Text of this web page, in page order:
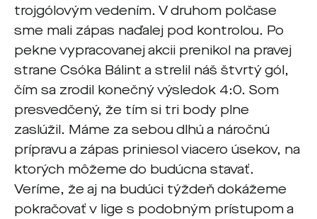
trojgólovým vedením. V druhom polčase
sme mali zápas naďalej pod kontrolou. Po
pekne vypracovanej akcii prenikol na pravej
strane Csóka Bálint a strelil náš štvrtý gól,
čím sa zrodil konečný výsledok 4:0. Som
presvedčený, že tím si tri body plne
zaslúžil. Máme za sebou dlhú a náročnú
prípravu a zápas priniesol viacero úsekov, na
ktorých môžeme do budúcna stavať.
Veríme, že aj na budúci týždeň dokážeme
pokračovať v lige s podobným prístupom a